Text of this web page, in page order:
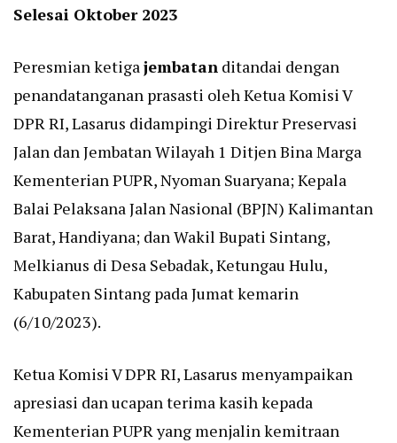
Selesai Oktober 2023
Peresmian ketigajembatan ditandai dengan
penandatanganan prasasti oleh Ketua Komisi V
DPR RI, Lasarus didampingi Direktur Preservasi
Jalan dan Jembatan Wilayah 1 Ditjen Bina Marga
Kementerian PUPR, Nyoman Suaryana; Kepala
Balai Pelaksana Jalan Nasional (BPJN) Kalimantan
Barat, Handiyana; dan Wakil Bupati Sintang,
Melkianus di Desa Sebadak, Ketungau Hulu,
Kabupaten Sintang pada Jumat kemarin
(6/10/2023).
Ketua Komisi V DPR RI, Lasarus menyampaikan
apresiasi dan ucapan terima kasih kepada
Kementerian PUPR yang menjalin kemitraan